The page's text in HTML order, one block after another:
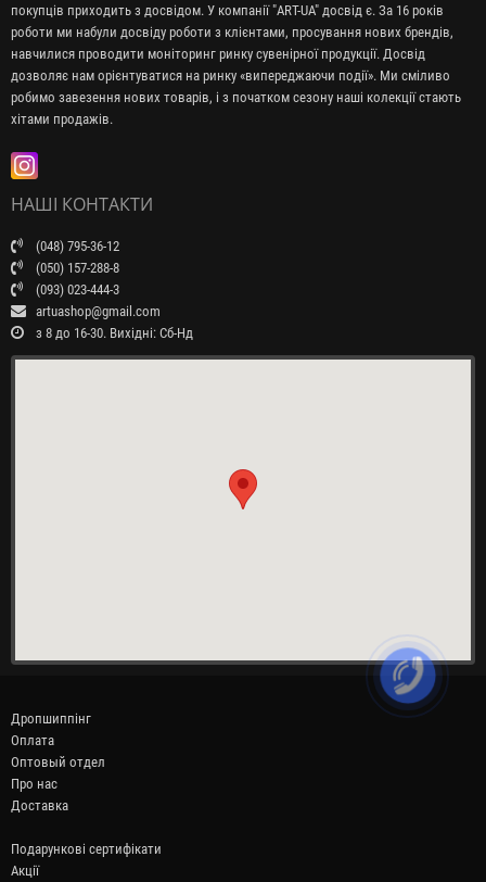
покупців приходить з досвідом. У компанії "ART-UA" досвід є. За 16 років
роботи ми набули досвіду роботи з клієнтами, просування нових брендів,
навчилися проводити моніторинг ринку сувенірної продукції. Досвід
дозволяє нам орієнтуватися на ринку «випереджаючи події». Ми сміливо
робимо завезення нових товарів, і з початком сезону наші колекції стають
хітами продажів.
НАШІ КОНТАКТИ
(048) 795-36-12
(050) 157-288-8
(093) 023-444-3
artuashop@gmail.com
з 8 до 16-30. Вихідні: Сб-Нд
Дропшиппінг
Оплата
Оптовый отдел
Про нас
Доставка
Подарункові сертифікати
Акції